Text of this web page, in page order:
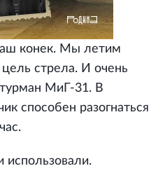
конек. Мы летим
стрела. И очень
МиГ-31. В
способен разогнаться
использовали.